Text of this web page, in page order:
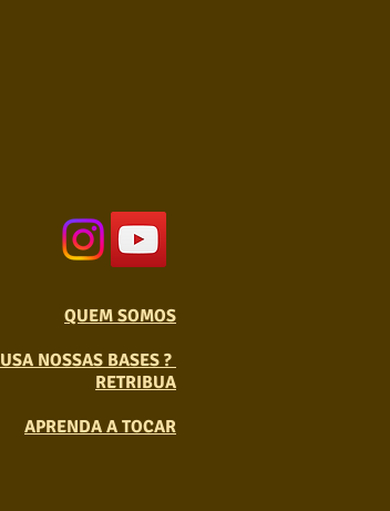
QUEM SOMOS
USA NOSSAS BASES ?
RETRIBUA
APRENDA A TOCAR